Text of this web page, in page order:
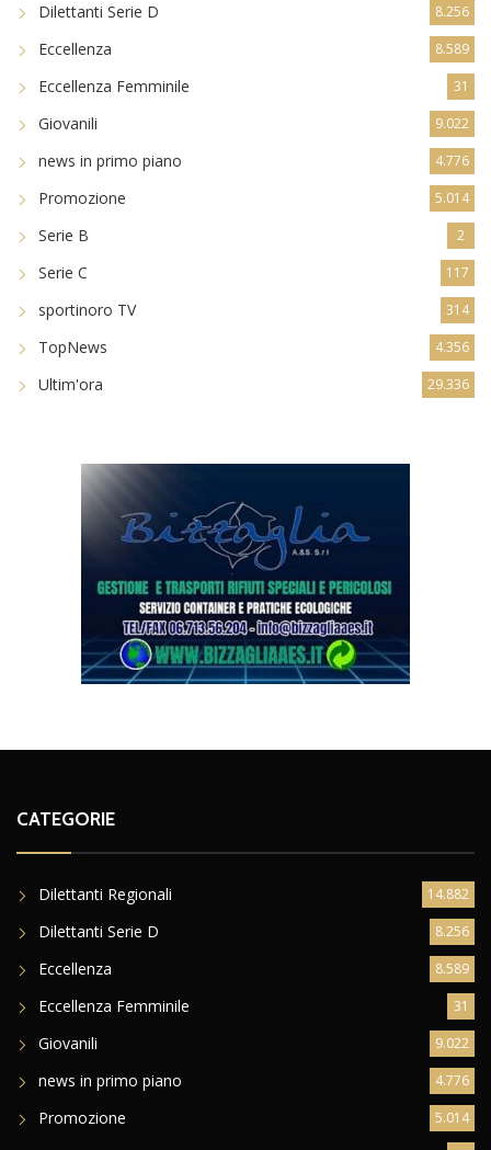
Dilettanti Serie D 8.256
Eccellenza 8.589
Eccellenza Femminile 31
Giovanili 9.022
news in primo piano 4.776
Promozione 5.014
Serie B 2
Serie C 117
sportinoro TV 314
TopNews 4.356
Ultim'ora 29.336
CATEGORIE
Dilettanti Regionali 14.882
Dilettanti Serie D 8.256
Eccellenza 8.589
Eccellenza Femminile 31
Giovanili 9.022
news in primo piano 4.776
Promozione 5.014